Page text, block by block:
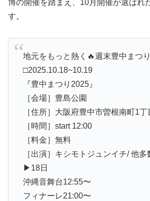
博の開催を踏まえ、10月開催が選ばれ
す。
地元をもっと熱く🔥週末豊中まつ
□2025.10.18~10.19
『豊中まつり2025』
［会場］豊島公園
［住所］大阪府豊中市曽根南町1丁
［時間］start 12:00
［料金］無料
［出演］キシモトジュンイチ/ 他多
▶︎18日
沖縄音舞台12:55〜
フィナーレ21:00〜